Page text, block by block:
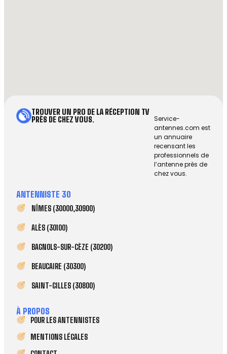
TROUVER UN PRO DE LA RÉCEPTION TV
PRÈS DE CHEZ VOUS.
Service-
antennes.com est
un annuaire
recensant les
professionnels de
l’antenne près de
chez vous.
ANTENNISTE 30
NÎMES (30000,30900)
ALÈS (30100)
BAGNOLS-SUR-CÈZE (30200)
BEAUCAIRE (30300)
SAINT-GILLES (30800)
À PROPOS
POUR LES ANTENNISTES
MENTIONS LÉGALES